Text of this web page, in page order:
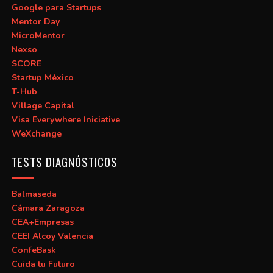
Google para Startups
Mentor Day
MicroMentor
Nexso
SCORE
Startup México
T-Hub
Village Capital
Visa Everywhere Iniciative
WeXchange
TESTS DIAGNÓSTICOS
Balmaseda
Cámara Zaragoza
CEA+Empresas
CEEI Alcoy Valencia
ConfeBask
Cuida tu Futuro